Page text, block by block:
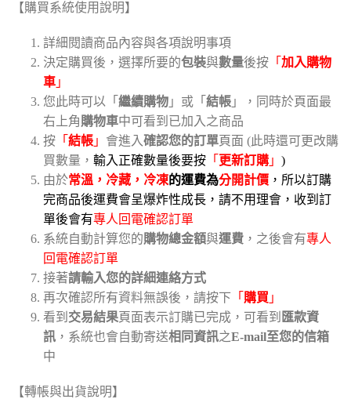
【購買系統使用說明】
詳細閱讀商品內容與各項說明事項
決定購買後，選擇所要的包裝與數量後按 「 加入購物
車 」
您此時可以「 繼續購物 」或「 結帳 」，同時於頁面最
右上角購物車中可看到已加入之商品
按 「 結帳 」 會進入確認您的訂單頁面 (此時還可更改購
買數量， 輸入正確數量後要按 「 更新訂購 」 )
由於常溫，冷藏，冷凍的運費為分開計價 ，所以訂購
完商品後運費會呈爆炸性成長，請不用理會，收到訂
單後會有專人回電確認訂單
系統自動計算您的購物總金額與運費 ，之後會有專人
回電確認訂單
接著請輸入您的詳細連絡方式
再次確認所有資料無誤後，請按下 「 購買 」
看到 交易結果頁面表示訂購已完成，可看到 匯款資
訊 ，系統也會自動寄送相同資訊之E-mail至您的信箱
中
【轉帳與出貨說明】